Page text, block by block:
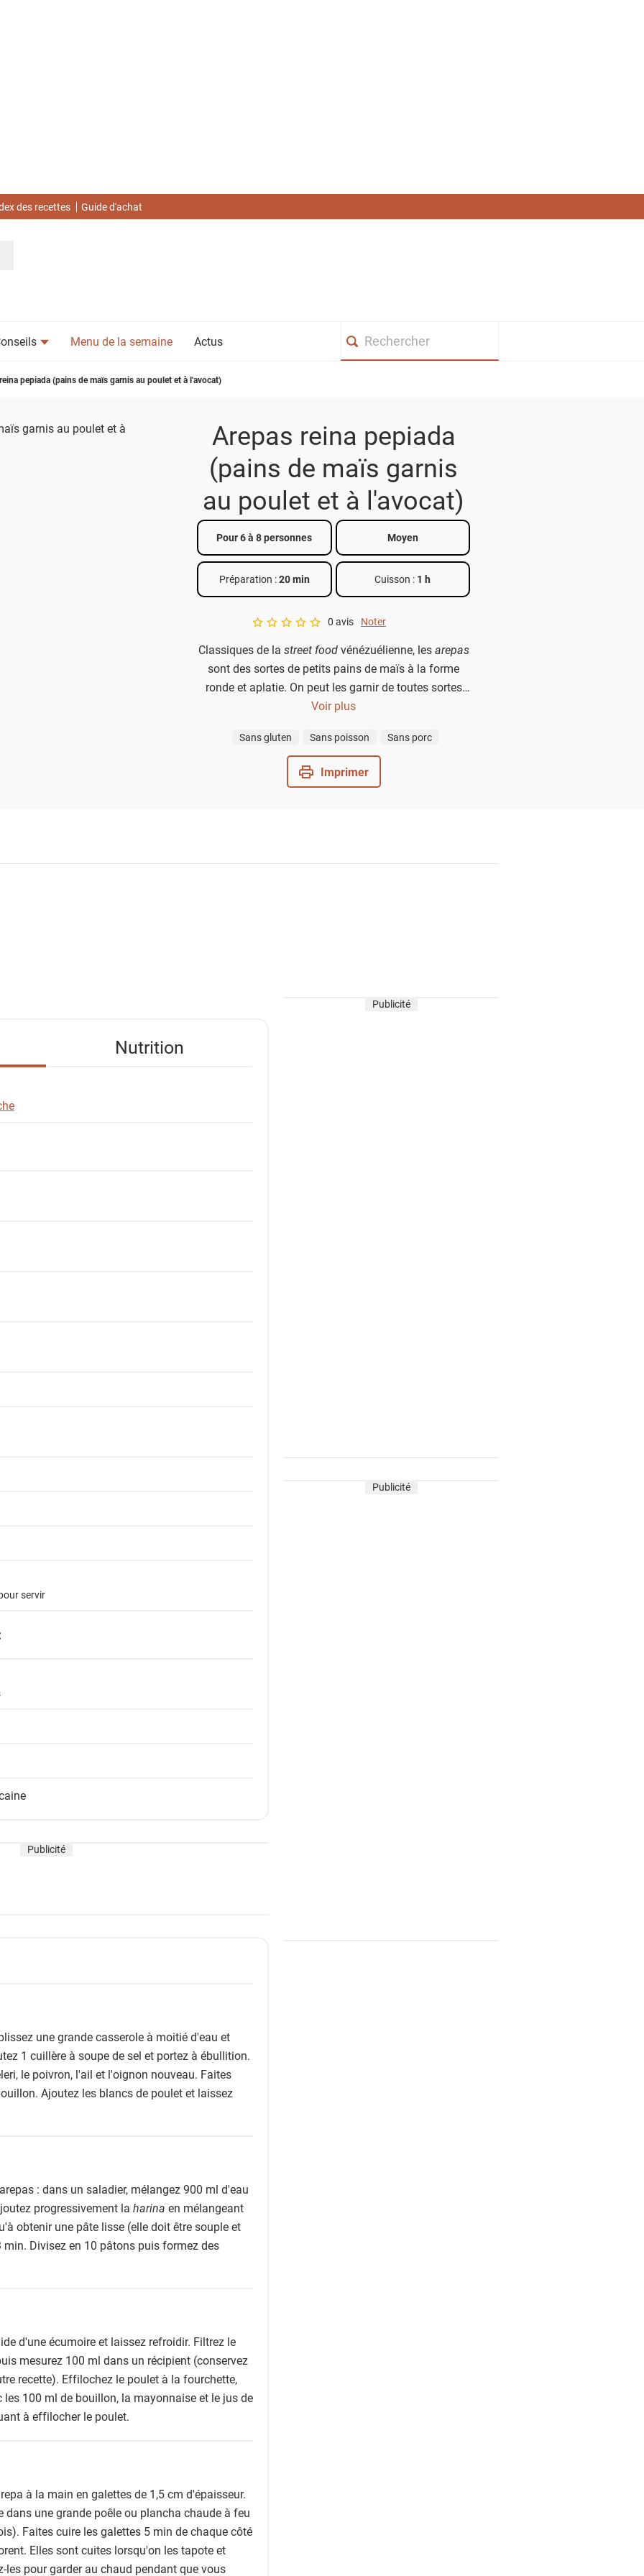
des recettes Guide d'achat
Menu de la semaine Actus
pepiada (pains de maïs garnis au poulet et à l'avocat)
Arepas reina pepiada
(pains de maïs garnis
au poulet et à l'avocat)
Pour 6 à 8 personnes Moyen
Préparation :20 min Cuisson : 1 h
A star rating of 0 out of 5.
0 avis Noter
Classiques de la street foodvénézuélienne, lesarepas
sont des sortes de petits pains de maïs à la forme
ronde et aplatie. On peut les garnir de toutes sortes
d’ingrédients, mais une des garnitures les plus
mélange de poulet, d'avocat et de mayonnaise.
Voir plus
Sans gluten Sans poisson Sans porc
Imprimer
Nutrition
servir
Publicité
une grande casserole à moitié d'eau et
1 cuillère à soupe de sel et portez à ébullition.
le poivron, l'ail et l'oignon nouveau. Faites
Ajoutez les blancs de poulet et laissez
: dans un saladier, mélangez 900 ml d'eau
progressivement la harina en mélangeant
obtenir une pâte lisse (elle doit être souple et
min. Divisez en 10 pâtons puis formez des
d'une écumoire et laissez refroidir. Filtrez le
mesurez 100 ml dans un récipient (conservez
recette). Effilochez le poulet à la fourchette,
100 ml de bouillon, la mayonnaise et le jus de
à effilocher le poulet.
à la main en galettes de 1,5 cm d'épaisseur.
dans une grande poêle ou plancha chaude à feu
Faites cuire les galettes 5 min de chaque côté
Elles sont cuites lorsqu'on les tapote et
les pour garder au chaud pendant que vous
Publicité
Publicité